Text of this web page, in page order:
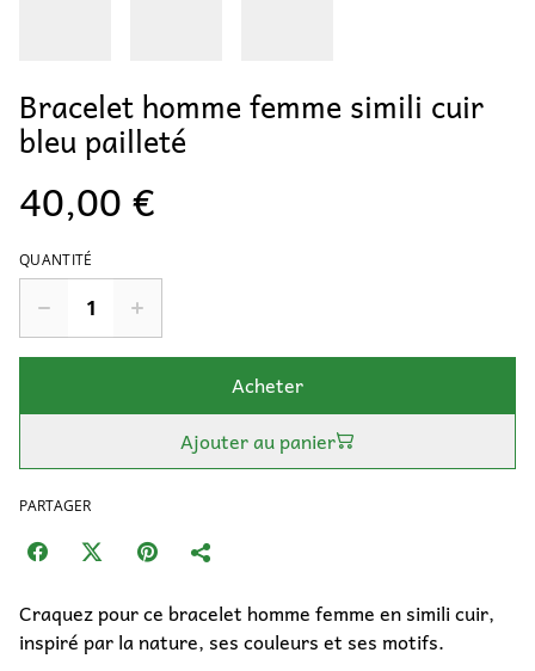
Bracelet homme femme simili cuir
bleu pailleté
40,00 €
QUANTITÉ
Acheter
Ajouter au panier
PARTAGER
Craquez pour ce bracelet homme femme en simili cuir,
inspiré par la nature, ses couleurs et ses motifs.